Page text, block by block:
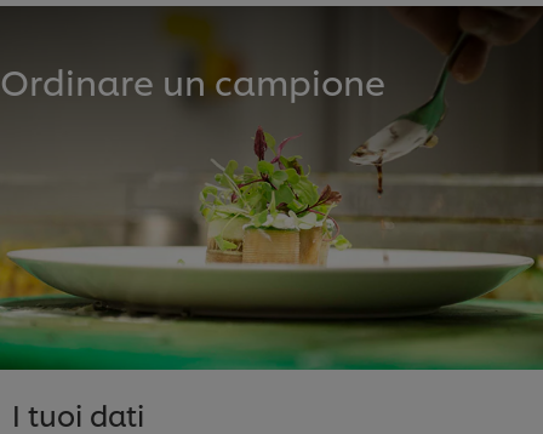
Ordinare un campione
I tuoi dati